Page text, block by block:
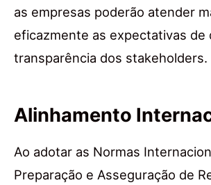
as empresas poderão atender
eficazmente as expectativas de
transparência dos stakeholders.
Alinhamento
Ao adotar as Normas
Preparação e Asseguração de